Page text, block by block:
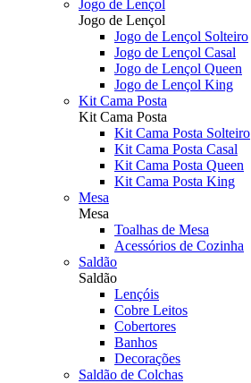
Jogo de Lençol
Jogo de Lençol
Jogo de Lençol Solteiro
Jogo de Lençol Casal
Jogo de Lençol Queen
Jogo de Lençol King
Kit Cama Posta
Kit Cama Posta
Kit Cama Posta Solteiro
Kit Cama Posta Casal
Kit Cama Posta Queen
Kit Cama Posta King
Mesa
Mesa
Toalhas de Mesa
Acessórios de Cozinha
Saldão
Saldão
Lençóis
Cobre Leitos
Cobertores
Banhos
Decorações
Saldão de Colchas